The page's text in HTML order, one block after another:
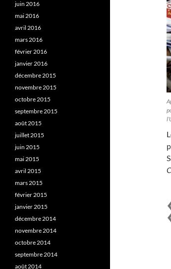
juin 2016
mai 2016
avril 2016
mars 2016
février 2016
janvier 2016
décembre 2015
novembre 2015
octobre 2015
septembre 2015
août 2015
juillet 2015
juin 2015
mai 2015
avril 2015
mars 2015
février 2015
janvier 2015
décembre 2014
novembre 2014
octobre 2014
septembre 2014
août 2014